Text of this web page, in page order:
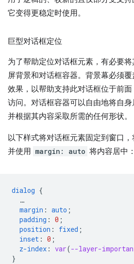
它变得更稳定时使用。
巨型对话框定位
为了帮助定位对话框元素，有必要
屏背景和对话框容器。背景幕必须
效果，以帮助支持此对话框位于前
访问。对话框容器可以自由地将自身
并根据其内容采取所需的任何形状。
以下样式将对话框元素固定到窗口，
并使用 margin: auto 将内容居中：
dialog {
…
margin : auto ;
padding : 0 ;
position : fixed ;
inset : 0 ;
z-index : var(--layer-
}